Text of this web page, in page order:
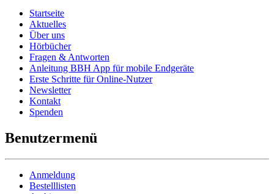
Startseite
Aktuelles
Über uns
Hörbücher
Fragen & Antworten
Anleitung BBH App für mobile Endgeräte
Erste Schritte für Online-Nutzer
Newsletter
Kontakt
Spenden
Benutzermenü
Anmeldung
Bestelllisten